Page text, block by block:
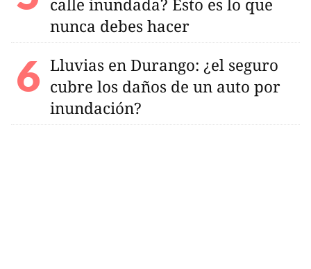
calle inundada? Esto es lo que
nunca debes hacer
Lluvias en Durango: ¿el seguro
cubre los daños de un auto por
inundación?